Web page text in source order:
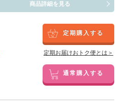
商品詳細を見る
定期購入する
定期お届けおトク便とは＞
通常購入する